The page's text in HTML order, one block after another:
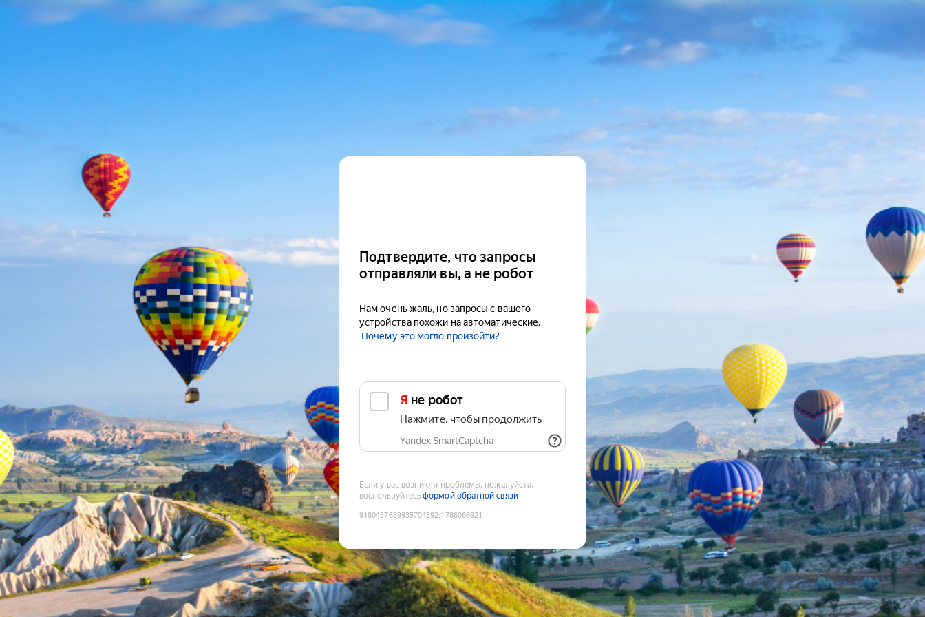
Подтвердите, что запросы
отправляли вы, а не робот
Нам очень жаль, но запросы с вашего
устройства похожи на автоматические.
Почему это могло произойти?
Я не робот
Нажмите, чтобы продолжить
Yandex SmartCaptcha
Если у вас возникли проблемы, пожалуйста,
воспользуйтесьформой обратной связи
9180457689935704592:1786066921